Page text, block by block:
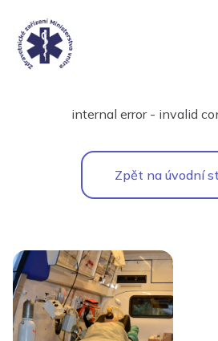
internal error - invalid
Zpět na úvodní